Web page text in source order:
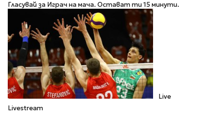
Гласувай за Играч на мача. Остават ти 15 минути.
Live
Livestream